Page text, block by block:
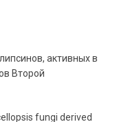
активных в
Второй
fungi derived